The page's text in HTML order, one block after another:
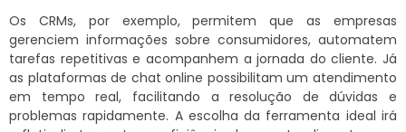
Os CRMs, por exemplo, permitem que as empresas
gerenciem informações sobre consumidores, automatem
tarefas repetitivas e acompanhem a jornada do cliente. Já
as plataformas de chat online possibilitam um atendimento
em tempo real, facilitando a resolução de dúvidas e
problemas rapidamente. A escolha da ferramenta ideal irá